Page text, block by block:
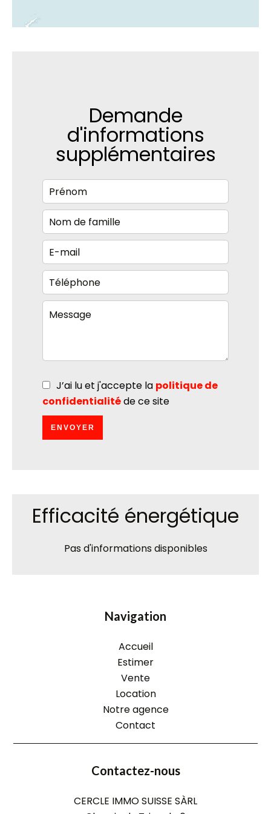
Demande
d'informations
supplémentaires
J’ai lu et j'accepte la politique de
confidentialitéde ce site
ENVOYER
Efficacité énergétique
Pas d'informations disponibles
Navigation
Accueil
Estimer
Vente
Location
Notre agence
Contact
Contactez-nous
CERCLE IMMO SUISSE SÀRL